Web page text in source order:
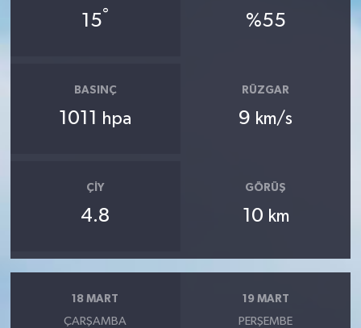
15° %55
BASINÇ
1011 hpa
RÜZGAR
9 km/s
ÇIY
4.8
GÖRÜŞ
10 km
18 MART
ÇARŞAMBA
19 MART
PERŞEMBE